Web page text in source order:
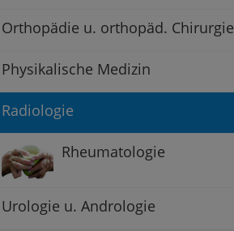
Orthopädie u. orthopäd. Chirurgie
Physikalische Medizin
Radiologie
Rheumatologie
Urologie u. Andrologie